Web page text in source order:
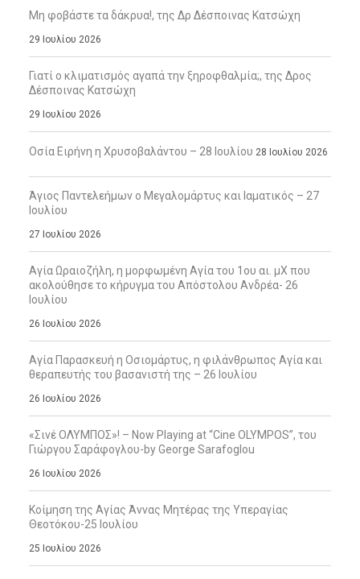
Μη φοβάστε τα δάκρυα!, της Δρ Δέσποινας Κατσώχη
29 Ιουλίου 2026
Γιατί ο κλιματισμός αγαπά την ξηροφθαλμία;, της Δρος
Δέσποινας Κατσώχη
29 Ιουλίου 2026
Οσία Ειρήνη η Χρυσοβαλάντου – 28 Ιουλίου 28 Ιουλίου 2026
Άγιος Παντελεήμων ο Μεγαλομάρτυς και Ιαματικός – 27
Ιουλίου
27 Ιουλίου 2026
Αγία Ωραιοζήλη, η μορφωμένη Αγία του 1ου αι. μΧ που
ακολούθησε το κήρυγμα του Απόστολου Ανδρέα- 26
Ιουλίου
26 Ιουλίου 2026
Αγία Παρασκευή η Οσιομάρτυς, η φιλάνθρωπος Αγία και
θεραπευτής του βασανιστή της – 26 Ιουλίου
26 Ιουλίου 2026
«Σινέ ΟΛΥΜΠΟΣ»! – Now Playing at “Cine OLYMPOS”, του
Γιώργου Σαράφογλου-by George Sarafoglou
26 Ιουλίου 2026
Κοίμηση της Αγίας Άννας Μητέρας της Υπεραγίας
Θεοτόκου-25 Ιουλίου
25 Ιουλίου 2026